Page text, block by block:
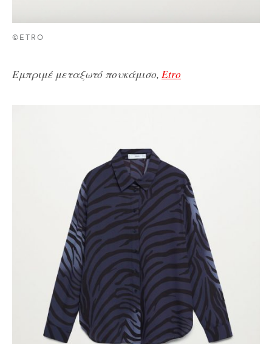
©ETRO
Εμπριμέ μεταξωτό πουκάμισο, Etro